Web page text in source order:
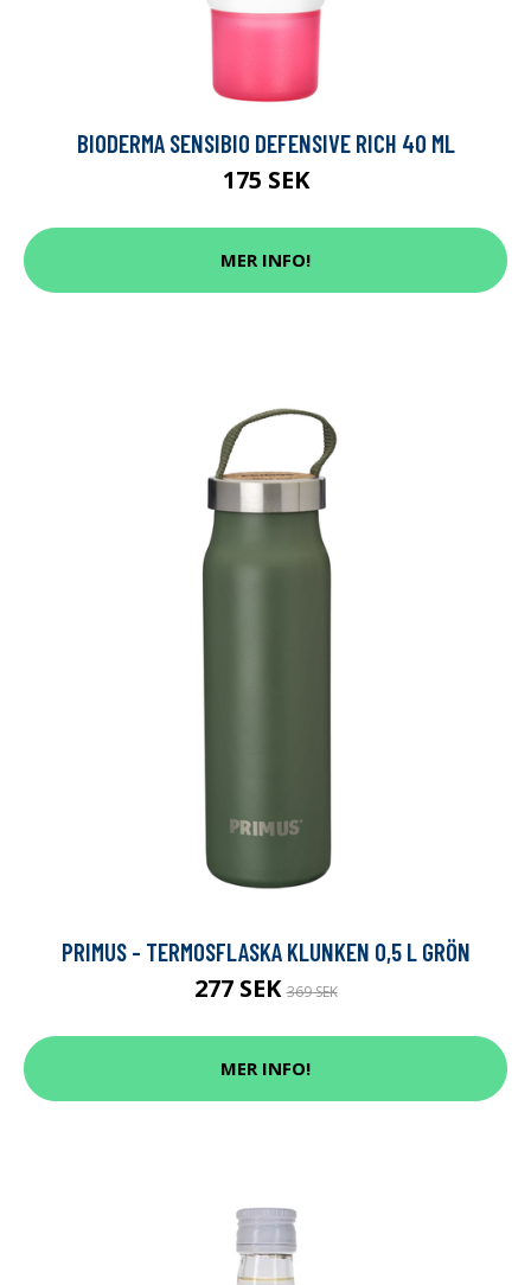
BIODERMA SENSIBIO DEFENSIVE RICH 40 ML
175 SEK
MER INFO!
PRIMUS - TERMOSFLASKA KLUNKEN 0,5 L GRÖN
277 SEK369 SEK
MER INFO!